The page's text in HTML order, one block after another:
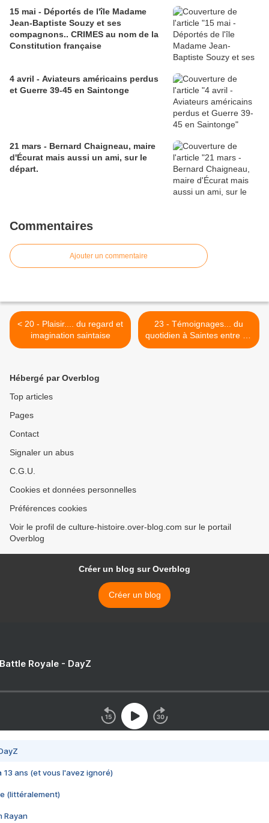
15 mai - Déportés de l'île Madame
Jean-Baptiste Souzy et ses
compagnons.. CRIMES au nom de la
Constitution française
4 avril - Aviateurs américains perdus
et Guerre 39-45 en Saintonge
21 mars - Bernard Chaigneau, maire
d'Écurat mais aussi un ami, sur le
départ.
Commentaires
Ajouter un commentaire
< 20 - Plaisir.... du regard et
imagination saintaise
23 - Témoignages... du
quotidien à Saintes entre 40
et fin 44. >
Hébergé par Overblog
Top articles
Pages
Contact
Signaler un abus
C.G.U.
Cookies et données personnelles
Préférences cookies
Voir le profil de culture-histoire.over-blog.com sur le portail
Overblog
Créer un blog sur Overblog
Créer un blog
Royale - DayZ
13 ans (et vous l'avez ignoré)
(littéralement)
Rayan